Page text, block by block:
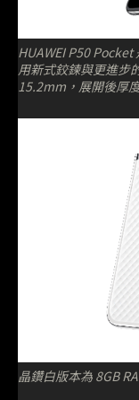
HUAWEI P50 Pocket
用新式鉸鍊與更進步
15.2mm，展開後厚
晶鑽白版本為 8GB